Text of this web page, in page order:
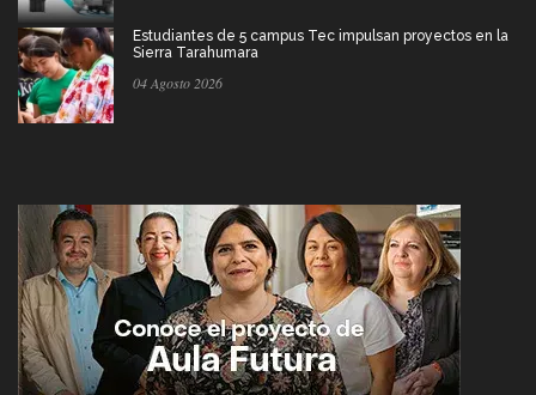
Estudiantes de 5 campus Tec impulsan proyectos en la
Sierra Tarahumara
04 Agosto 2026